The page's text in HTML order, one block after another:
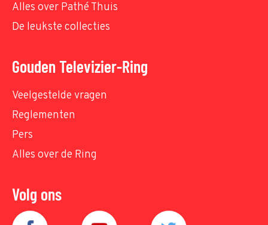
Alles over Pathé Thuis
De leukste collecties
Gouden Televizier-Ring
Veelgestelde vragen
Reglementen
Pers
Alles over de Ring
Volg ons